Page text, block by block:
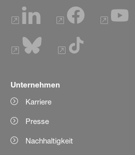
Unternehmen
Karriere
Presse
Nachhaltigkeit